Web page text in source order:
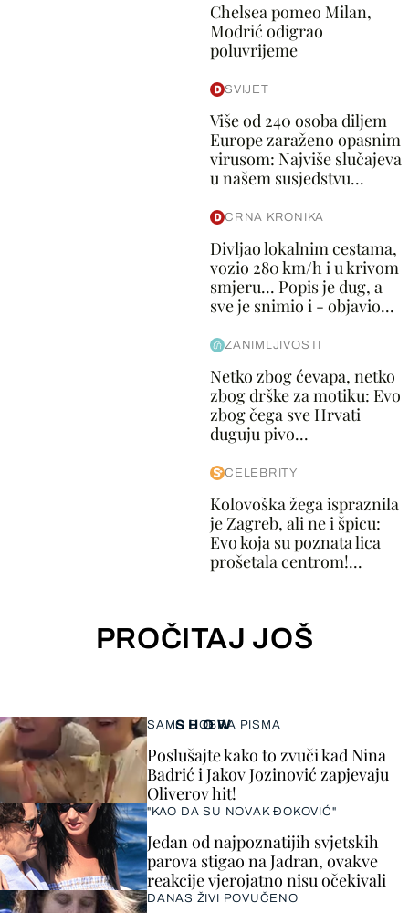
Chelsea pomeo Milan,
Modrić odigrao
poluvrijeme
SVIJET
Više od 240 osoba diljem
Europe zaraženo opasnim
virusom: Najviše slučajeva
u našem susjedstvu...
CRNA KRONIKA
Divljao lokalnim cestama,
vozio 280 km/h i u krivom
smjeru... Popis je dug, a
sve je snimio i - objavio...
ZANIMLJIVOSTI
Netko zbog ćevapa, netko
zbog drške za motiku: Evo
zbog čega sve Hrvati
duguju pivo...
CELEBRITY
Kolovoška žega ispraznila
je Zagreb, ali ne i špicu:
Evo koja su poznata lica
prošetala centrom!...
PROČITAJ JOŠ
SHOW
SAMO DOBRA PISMA
Poslušajte kako to zvuči kad Nina
Badrić i Jakov Jozinović zapjevaju
Oliverov hit!
"KAO DA SU NOVAK ĐOKOVIĆ"
Jedan od najpoznatijih svjetskih
parova stigao na Jadran, ovakve
reakcije vjerojatno nisu očekivali
DANAS ŽIVI POVUČENO